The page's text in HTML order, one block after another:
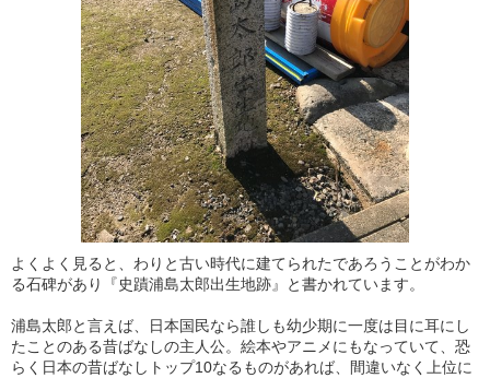
よくよく見ると、わりと古い時代に建てられたであろうことがわか
る石碑があり『史蹟浦島太郎出生地跡』と書かれています。
浦島太郎と言えば、日本国民なら誰しも幼少期に一度は目に耳にし
たことのある昔ばなしの主人公。絵本やアニメにもなっていて、恐
らく日本の昔ばなしトップ10なるものがあれば、間違いなく上位に